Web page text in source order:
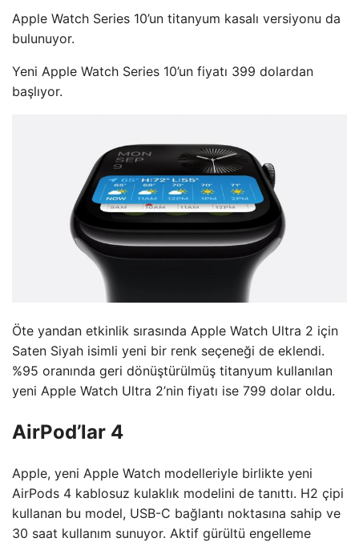
Apple Watch Series 10’un titanyum kasalı versiyonu da
bulunuyor.
Yeni Apple Watch Series 10’un fiyatı 399 dolardan
başlıyor.
Öte yandan etkinlik sırasında Apple Watch Ultra 2 için
Saten Siyah isimli yeni bir renk seçeneği de eklendi.
%95 oranında geri dönüştürülmüş titanyum kullanılan
yeni Apple Watch Ultra 2’nin fiyatı ise 799 dolar oldu.
AirPod’lar 4
Apple, yeni Apple Watch modelleriyle birlikte yeni
AirPods 4 kablosuz kulaklık modelini de tanıttı. H2 çipi
kullanan bu model, USB-C bağlantı noktasına sahip ve
30 saat kullanım sunuyor. Aktif gürültü engelleme